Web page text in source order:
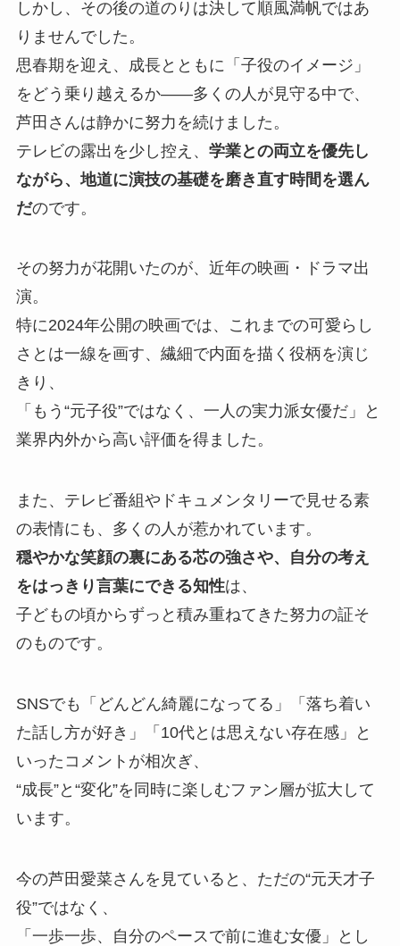
しかし、その後の道のりは決して順風満帆ではあ
りませんでした。
思春期を迎え、成長とともに「子役のイメージ」
をどう乗り越えるか——多くの人が見守る中で、
芦田さんは静かに努力を続けました。
テレビの露出を少し控え、 学業との両立を優先し
ながら、地道に演技の基礎を磨き直す時間を選ん
だのです。
その努力が花開いたのが、近年の映画・ドラマ出
演。
特に2024年公開の映画では、これまでの可愛らし
さとは一線を画す、繊細で内面を描く役柄を演じ
きり、
「もう“元子役”ではなく、一人の実力派女優だ」と
業界内外から高い評価を得ました。
また、テレビ番組やドキュメンタリーで見せる素
の表情にも、多くの人が惹かれています。
穏やかな笑顔の裏にある芯の強さや、自分の考え
をはっきり言葉にできる知性は、
子どもの頃からずっと積み重ねてきた努力の証そ
のものです。
SNSでも「どんどん綺麗になってる」「落ち着い
た話し方が好き」「10代とは思えない存在感」と
いったコメントが相次ぎ、
“成長”と“変化”を同時に楽しむファン層が拡大して
います。
今の芦田愛菜さんを見ていると、ただの“元天才子
役”ではなく、
「一歩一歩、自分のペースで前に進む女優」とし